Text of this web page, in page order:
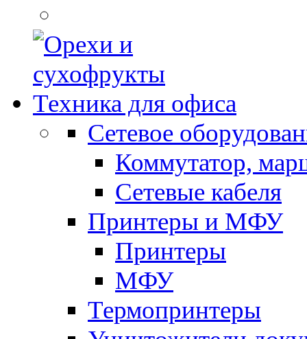
Техника для офиса
Сетевое
Коммутатор,
Сетевые кабеля
Принтеры и МФУ
Принтеры
МФУ
Термопринтеры